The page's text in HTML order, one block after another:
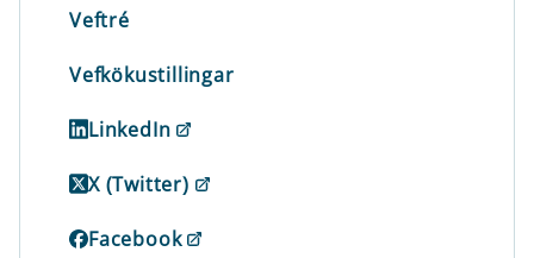
Veftré
Vefkökustillingar
LinkedIn
X (Twitter)
Facebook